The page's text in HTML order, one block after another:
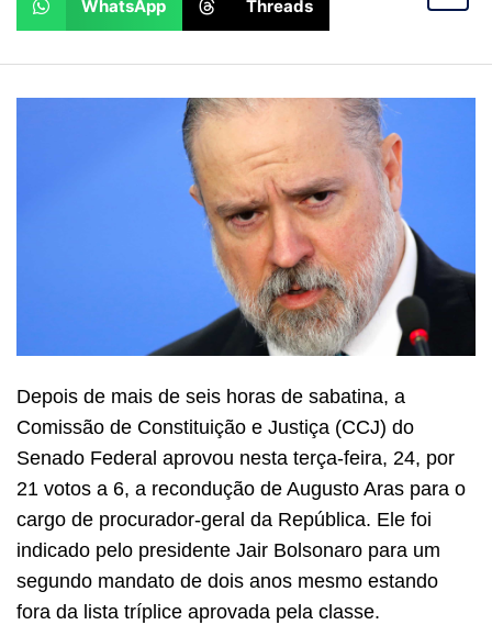
WhatsApp Threads
Depois de mais de seis horas de sabatina, a
Comissão de Constituição e Justiça (CCJ) do
Senado Federal aprovou nesta terça-feira, 24, por
21 votos a 6, a recondução de Augusto Aras para o
cargo de procurador-geral da República. Ele foi
indicado pelo presidente Jair Bolsonaro para um
segundo mandato de dois anos mesmo estando
fora da lista tríplice aprovada pela classe.